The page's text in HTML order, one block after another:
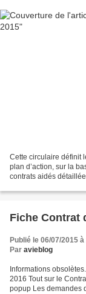
Cette circulaire définit
plan d’action, sur la
contrats aidés
Fiche Contrat
Publié le 06/07/2015
Par avieblog
Informations
2016 Tout sur le
popup Les demandes d'aide de l'Agefiph aux contrats en alternance se font